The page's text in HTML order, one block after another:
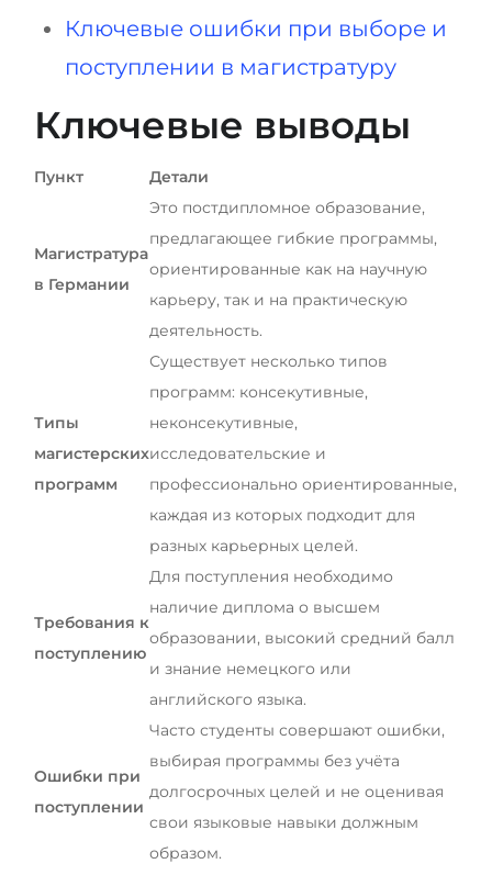
Ключевые ошибки при выборе и
поступлении в магистратуру
Ключевые выводы
Пункт Детали
Магистратура
в Германии
Это постдипломное образование,
предлагающее гибкие программы,
ориентированные как на научную
карьеру, так и на практическую
деятельность.
Типы
магистерских
программ
Существует несколько типов
программ: консекутивные,
неконсекутивные,
исследовательские и
профессионально ориентированные,
каждая из которых подходит для
разных карьерных целей.
Требования к
поступлению
Для поступления необходимо
наличие диплома о высшем
образовании, высокий средний балл
и знание немецкого или
английского языка.
Ошибки при
поступлении
Часто студенты совершают ошибки,
выбирая программы без учёта
долгосрочных целей и не оценивая
свои языковые навыки должным
образом.